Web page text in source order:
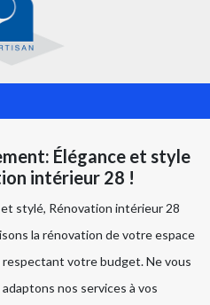
Élégance et style
intérieur 28 !
stylé, Rénovation intérieur 28
la rénovation de votre espace
votre budget. Ne vous
nos services à vos